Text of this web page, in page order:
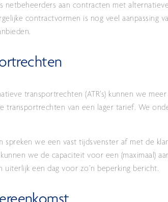
netbeheerders aan contracten met
contractvormen is nog veel
transportrechten (ATR’s) kunnen we
transportrechten van een lager tarief. We
spreken we een vast tijdsvenster af met de
we de capaciteit voor een (maximaal)
uiterlijk een dag voor zo’n beperking bericht.